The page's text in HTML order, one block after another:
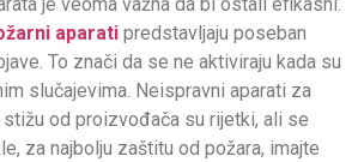
je veoma važna da bi ostali efikasni.
aparati predstavljaju poseban
To znači da se ne aktiviraju kada su
slučajevima. Neispravni aparati za
od proizvođača su rijetki, ali se
za najbolju zaštitu od požara, imajte